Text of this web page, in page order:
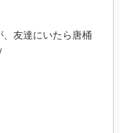
、友達にいたら唐桶